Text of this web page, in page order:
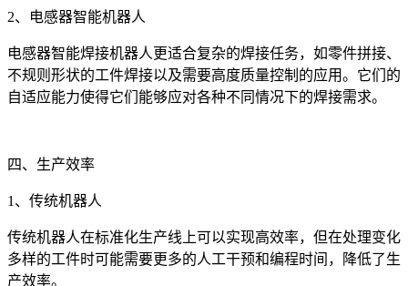
2、电感器智能机器人
电感器智能焊接机器人更适合复杂的焊接任务，如零件拼接、
不规则形状的工件焊接以及需要高度质量控制的应用。它们的
自适应能力使得它们能够应对各种不同情况下的焊接需求。
四、生产效率
1、传统机器人
传统机器人在标准化生产线上可以实现高效率，但在处理变化
多样的工件时可能需要更多的人工干预和编程时间，降低了生
产效率。